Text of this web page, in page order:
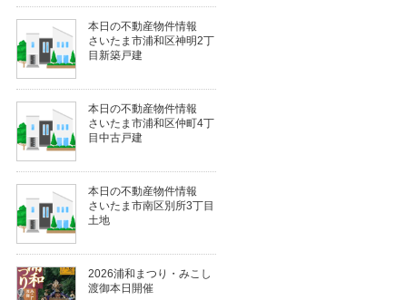
本日の不動産物件情報
さいたま市浦和区神明2丁
目新築戸建
本日の不動産物件情報
さいたま市浦和区仲町4丁
目中古戸建
本日の不動産物件情報
さいたま市南区別所3丁目
土地
2026浦和まつり・みこし
渡御本日開催